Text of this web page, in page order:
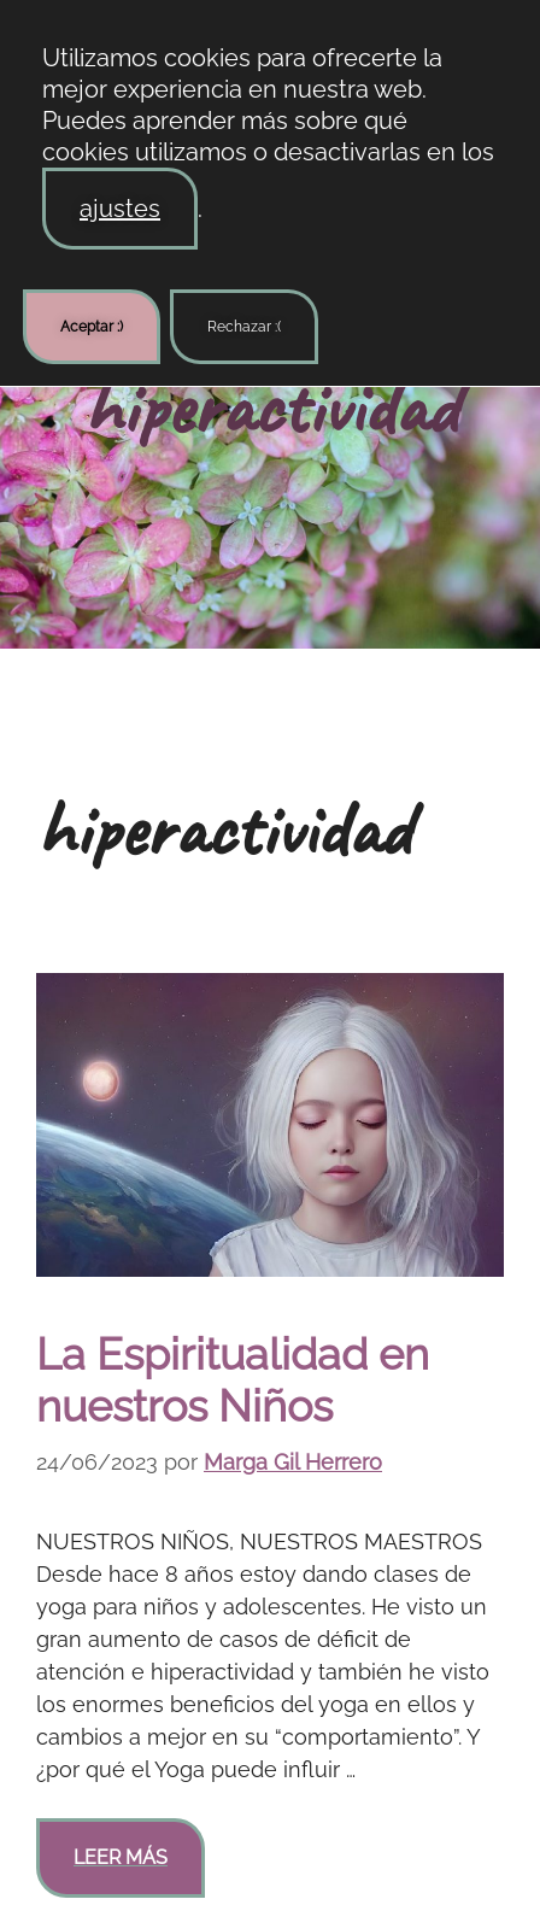
hiperactividad
hiperactividad
La Espiritualidad en
nuestros Niños
24/06/2023 por Marga Gil Herrero
NUESTROS NIÑOS, NUESTROS MAESTROS
Desde hace 8 años estoy dando clases de
yoga para niños y adolescentes. He visto un
gran aumento de casos de déficit de
atención e hiperactividad y también he visto
los enormes beneficios del yoga en ellos y
cambios a mejor en su “comportamiento”. Y
¿por qué el Yoga puede influir …
LEER MÁS
Utilizamos cookies para ofrecerte la
mejor experiencia en nuestra web.
Puedes aprender más sobre qué
cookies utilizamos o desactivarlas en los
ajustes
.
Aceptar :) Rechazar :(